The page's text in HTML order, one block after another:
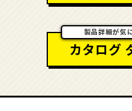
カタログ
製品詳細が気